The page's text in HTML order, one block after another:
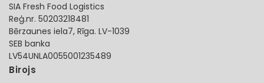
SIA Fresh Food Logistics
Reģ.nr. 50203218481
Bērzaunes iela7, Rīga. LV-1039
SEB banka
LV54UNLA0055001235489
Birojs